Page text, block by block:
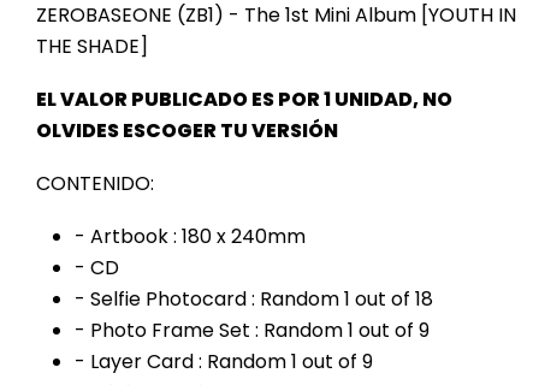
ZEROBASEONE (ZB1) - The 1st Mini Album [YOUTH IN
THE SHADE]
EL VALOR PUBLICADO ES POR 1 UNIDAD, NO
OLVIDES ESCOGER TU VERSIÓN
CONTENIDO:
- Artbook : 180 x 240mm
- CD
- Selfie Photocard : Random 1 out of 18
- Photo Frame Set : Random 1 out of 9
- Layer Card : Random 1 out of 9